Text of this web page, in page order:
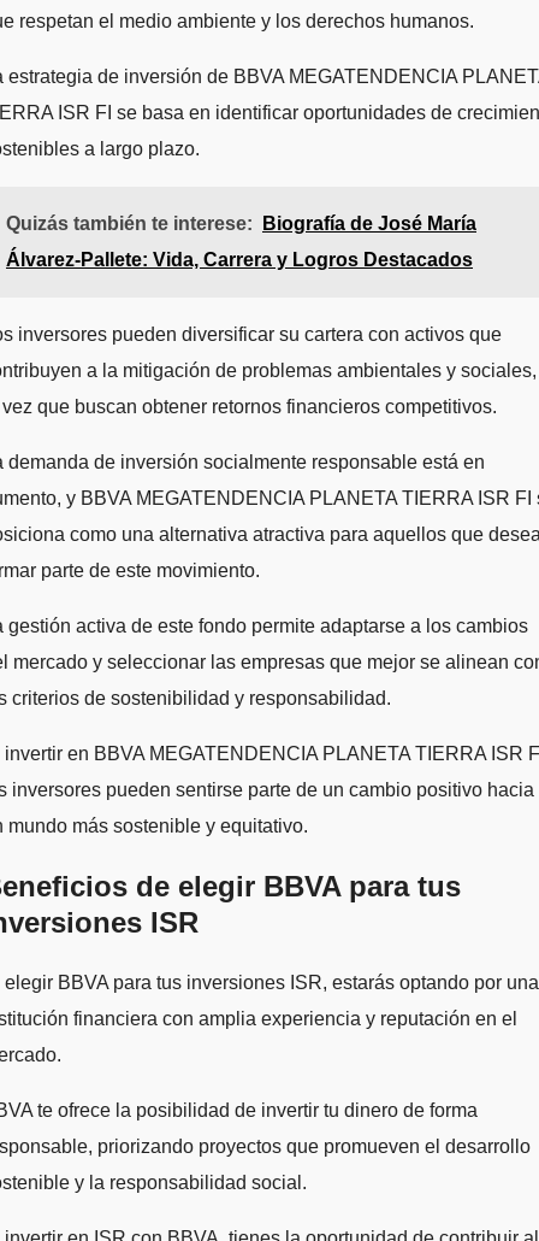
respetan el medio ambiente y los derechos humanos.
estrategia de inversión de BBVA MEGATENDENCIA
ISR FI se basa en identificar oportunidades de
a largo plazo.
Quizás también te interese:
Biografía de José María
Álvarez-Pallete: Vida, Carrera y Logros Destacados
inversores pueden diversificar su cartera con activos que
a la mitigación de problemas ambientales y
que buscan obtener retornos financieros competitivos.
demanda de inversión socialmente responsable está en
y BBVA MEGATENDENCIA PLANETA TIERRA ISR FI
como una alternativa atractiva para aquellos que
parte de este movimiento.
gestión activa de este fondo permite adaptarse a los cambios
mercado y seleccionar las empresas que mejor se alinean
criterios de sostenibilidad y responsabilidad.
invertir en BBVA MEGATENDENCIA PLANETA TIERRA ISR
inversores pueden sentirse parte de un cambio positivo hacia
mundo más sostenible y equitativo.
de elegir BBVA para tus
ISR
elegir BBVA para tus inversiones ISR, estarás optando por una
financiera con amplia experiencia y reputación en el
te ofrece la posibilidad de invertir tu dinero de forma
priorizando proyectos que promueven el desarrollo
y la responsabilidad social.